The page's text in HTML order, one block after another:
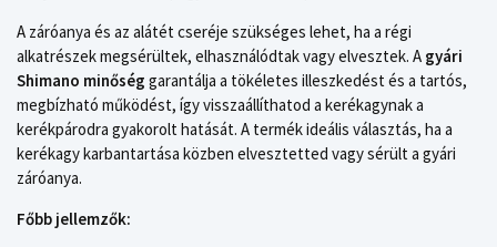
A záróanya és az alátét cseréje szükséges lehet, ha a régi
alkatrészek megsérültek, elhasználódtak vagy elvesztek. A gyári
Shimano minőség garantálja a tökéletes illeszkedést és a tartós,
megbízható működést, így visszaállíthatod a kerékagynak a
kerékpárodra gyakorolt hatását. A termék ideális választás, ha a
kerékagy karbantartása közben elvesztetted vagy sérült a gyári
záróanya.
Főbb jellemzők: